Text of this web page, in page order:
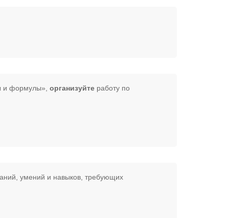
и формулы», организуйте работу по
умений и навыков, требующих